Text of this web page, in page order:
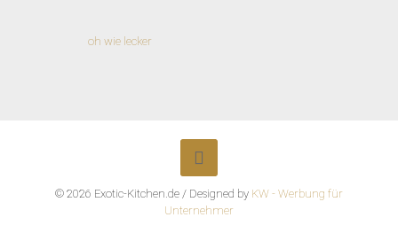
oh wie lecker
© 2026 Exotic-Kitchen.de / Designed by KW - Werbung für
Unternehmer